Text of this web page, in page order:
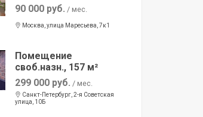
90 000 руб. / мес.
Москва, улица Маресьева, 7к1
Помещение
своб.назн., 157 м²
299 000 руб. / мес.
Санкт-Петербург, 2-я Советская
улица, 10Б